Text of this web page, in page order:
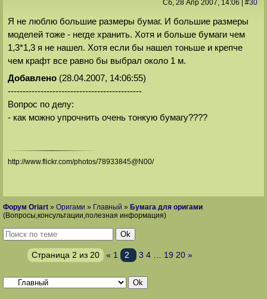
Сб, 28 Апр 2007, 14:06 #30
Я не люблю большие размеры бумаг. И большие размеры
моделей тоже - негде хранить. Хотя и больше бумаги чем
1,3*1,3 я не нашел. Хотя если бы нашел тоньше и крепче
чем крафт все равно бы выбрал около 1 м.
Добавлено(28.04.2007, 14:06:55)
---------------------------------------------
Вопрос по делу:
- как можно упрочнить очень тонкую бумагу????
http://www.flickr.com/photos/78933845@N00/
Форум Oriart » Оригами » Главный » Бумага для оригами
(Вопросы,консультации,полезная информация)
Страница 2 из 20 « 1 2 3 4 … 19 20 »